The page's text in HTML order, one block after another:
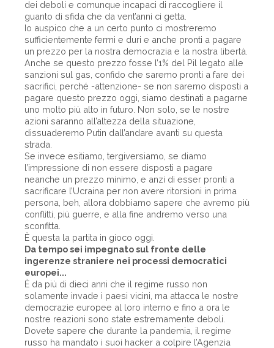
dei deboli e comunque incapaci di raccogliere il
guanto di sfida che da vent’anni ci getta.
Io auspico che a un certo punto ci mostreremo
sufficientemente fermi e duri e anche pronti a pagare
un prezzo per la nostra democrazia e la nostra libertà.
Anche se questo prezzo fosse l’1% del Pil legato alle
sanzioni sul gas, confido che saremo pronti a fare dei
sacrifici, perché -attenzione- se non saremo disposti a
pagare questo prezzo oggi, siamo destinati a pagarne
uno molto più alto in futuro. Non solo, se le nostre
azioni saranno all’altezza della situazione,
dissuaderemo Putin dall’andare avanti su questa
strada.
Se invece esitiamo, tergiversiamo, se diamo
l’impressione di non essere disposti a pagare
neanche un prezzo minimo, e anzi di esser pronti a
sacrificare l’Ucraina per non avere ritorsioni in prima
persona, beh, allora dobbiamo sapere che avremo più
conflitti, più guerre, e alla fine andremo verso una
sconfitta.
È questa la partita in gioco oggi.
Da tempo sei impegnato sul fronte delle
ingerenze straniere nei processi democratici
europei...
È da più di dieci anni che il regime russo non
solamente invade i paesi vicini, ma attacca le nostre
democrazie europee al loro interno e fino a ora le
nostre reazioni sono state estremamente deboli.
Dovete sapere che durante la pandemia, il regime
russo ha mandato i suoi hacker a colpire l’Agenzia